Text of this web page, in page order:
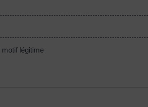
légitime